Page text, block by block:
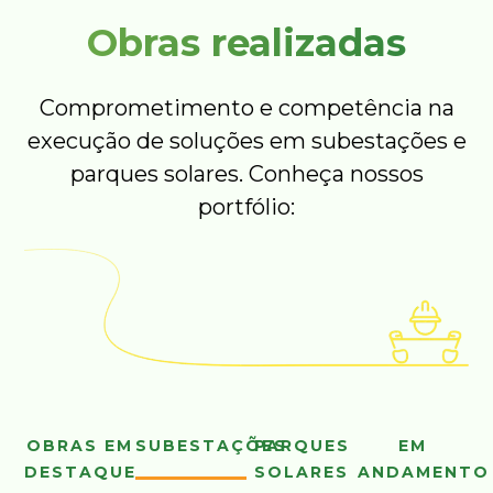
Obras realizadas
Comprometimento e competência na
execução de soluções em subestações e
parques solares. Conheça nossos
portfólio:
OBRAS EM
DESTAQUE
SUBESTAÇÕESPARQUES
SOLARES
EM
ANDAMENTO